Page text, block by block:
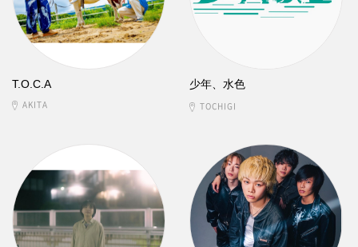
T.O.C.A
AKITA
少年、水色
TOCHIGI